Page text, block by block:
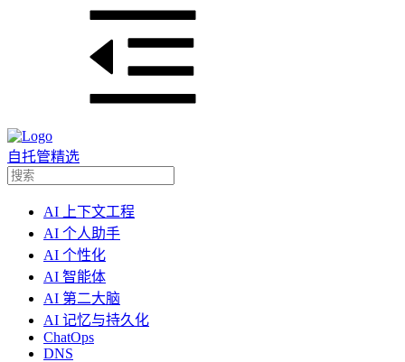
自托管精选
AI 上下文工程
AI 个人助手
AI 个性化
AI 智能体
AI 第二大脑
AI 记忆与持久化
ChatOps
DNS